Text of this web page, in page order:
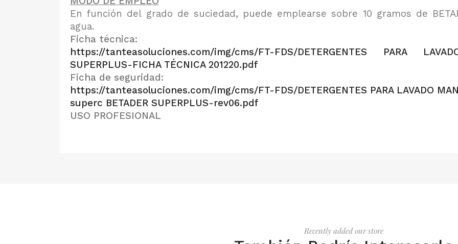
En función del grado de suciedad, puede emplearse sobre 10 gramos de
agua.
Ficha técnica:
https://tanteasoluciones.com/img/cms/FT-FDS/DETERGENTES PARA
SUPERPLUS-FICHA TÉCNICA 201220.pdf
Ficha de seguridad:
https://tanteasoluciones.com/img/cms/FT-FDS/DETERGENTES PARA LAVADO
superc BETADER SUPERPLUS-rev06.pdf
USO PROFESIONAL
Recently added our store